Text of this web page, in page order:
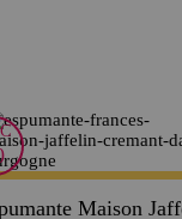
Maison